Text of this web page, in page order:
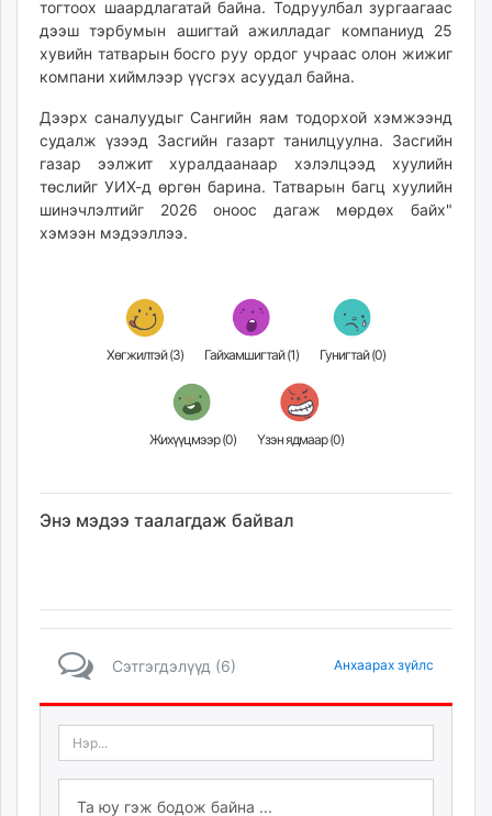
тогтоох шаардлагатай байна. Тодруулбал зургаагаас
дээш тэрбумын ашигтай ажилладаг компаниуд 25
хувийн татварын босго руу ордог учраас олон жижиг
компани хиймлээр үүсгэх асуудал байна.
Дээрх саналуудыг Сангийн яам тодорхой хэмжээнд
судалж үзээд Засгийн газарт танилцуулна. Засгийн
газар ээлжит хуралдаанаар хэлэлцээд хуулийн
төслийг УИХ-д өргөн барина. Татварын багц хуулийн
шинэчлэлтийг 2026 оноос дагаж мөрдөх байх"
хэмээн мэдээллээ.
Хөгжилтэй (3) Гайхамшигтай (1) Гунигтай (0)
Жихүүцмээр (0) Үзэн ядмаар (0)
Энэ мэдээ таалагдаж байвал
Сэтгэгдэлүүд (6) Анхаарах зүйлс